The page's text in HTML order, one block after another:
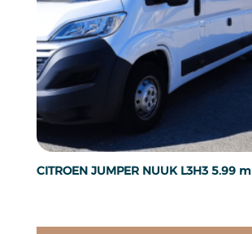
CITROEN JUMPER NUUK L3H3 5.99 m